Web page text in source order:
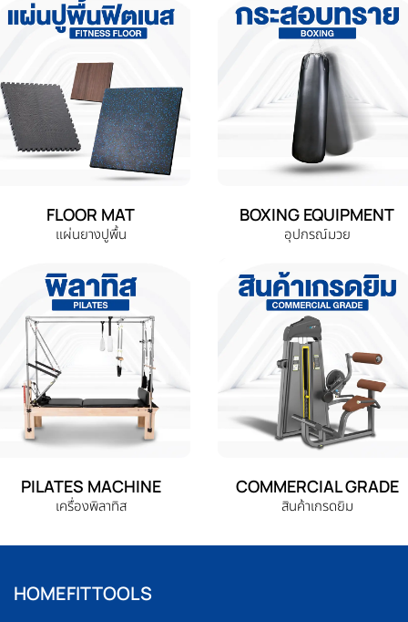
FLOOR MAT
แผ่นยางปูพื้น
BOXING EQUIPMENT
อุปกรณ์มวย
PILATES MACHINE
เครื่องพิลาทิส
COMMERCIAL GRADE
สินค้าเกรดยิม
HOMEFITTOOLS